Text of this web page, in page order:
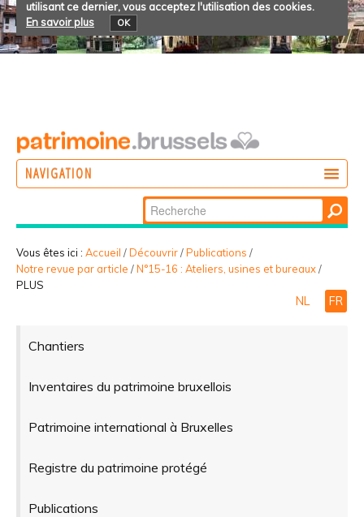
utilisant ce dernier, vous acceptez l'utilisation des cookies.
En savoir plus
OK
NAVIGATION
PARTICIPER
Chercher par
Recherche
avancée…
Vous êtes ici : Accueil /Découvrir/Publications /
Notre revue par article /N°15-16 : Ateliers, usines et bureaux/
PLUS
NL FR
Chantiers
Inventaires du patrimoine bruxellois
Patrimoine international à Bruxelles
Registre du patrimoine protégé
Publications